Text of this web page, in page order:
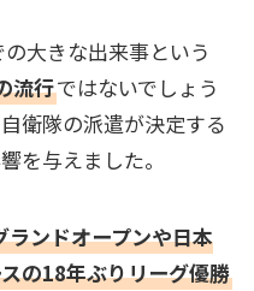
大きな出来事という
流行ではないでしょう
衛隊の派遣が決定する
を与えました。
ランドオープンや日本
の18年ぶりリーグ優勝